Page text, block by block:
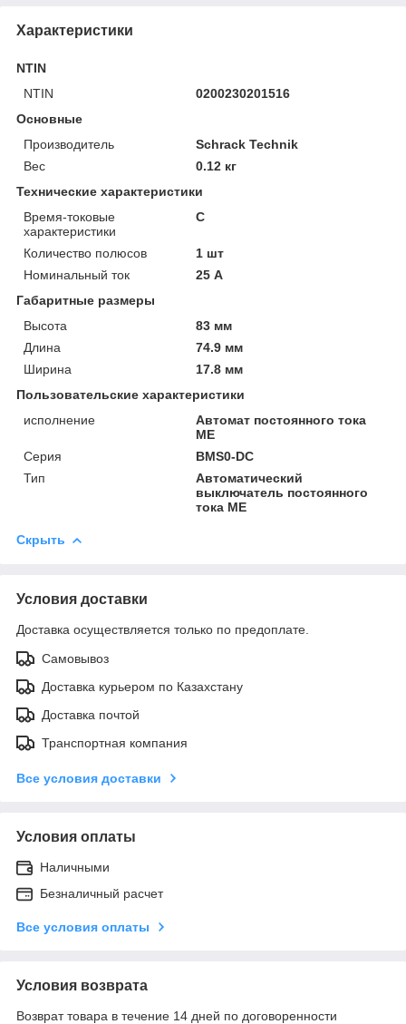
Характеристики
NTIN
NTIN
0200230201516
Основные
Производитель
Schrack Technik
Вес
0.12 кг
Технические характеристики
Время-токовые
характеристики
C
Количество полюсов
1 шт
Номинальный ток
25 А
Габаритные размеры
Высота
83 мм
Длина
74.9 мм
Ширина
17.8 мм
Пользовательские характеристики
исполнение
Автомат постоянного тока
ME
Серия
BMS0-DC
Тип
Автоматический
выключатель постоянного
тока ME
Скрыть
Условия доставки
Доставка осуществляется только по предоплате.
Самовывоз
Доставка курьером по Казахстану
Доставка почтой
Транспортная компания
Все условия доставки
Условия оплаты
Наличными
Безналичный расчет
Все условия оплаты
Условия возврата
Возврат товара в течение 14 дней по договоренности